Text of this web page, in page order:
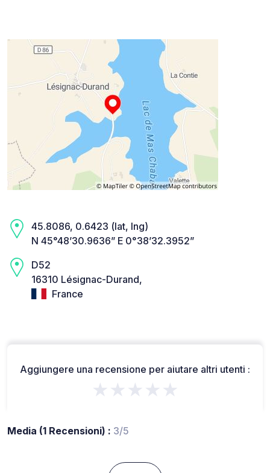
45.8086, 0.6423 (lat, lng)
N 45°48’30.9636” E 0°38’32.3952”
D52
16310 Lésignac-Durand,
France
Aggiungere una recensione per aiutare altri utenti :
★★★★★
Media (1 Recensioni) : 3/5